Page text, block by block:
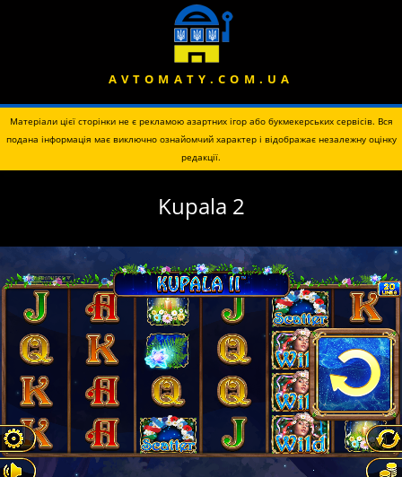
AVTOMATY.COM.UA
Матеріали цієї сторінки не є рекламою азартних ігор або букмекерських сервісів. Вся
подана інформація має виключно ознайомчий характер і відображає незалежну оцінку
редакції.
Kupala 2